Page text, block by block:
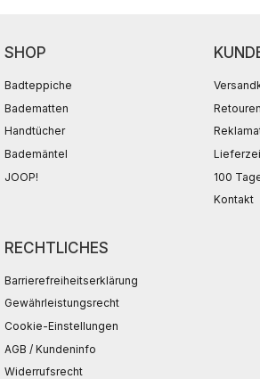
SHOP
Badteppiche
Badematten
Handtücher
Bademäntel
JOOP!
Retouren
100
Kontakt
RECHTLICHES
Barrierefreiheitserklärung
Gewährleistungsrecht
Cookie-Einstellungen
AGB / Kundeninfo
Widerrufsrecht